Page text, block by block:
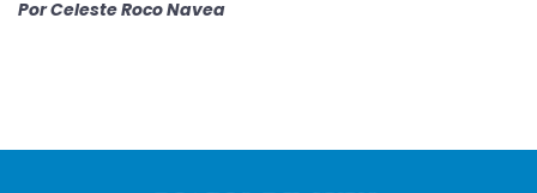
PorCeleste Roco Navea